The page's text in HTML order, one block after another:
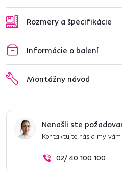
Rozmery a špecifikácie
Informácie o balení
Montážny návod
Nenašli ste
Kontaktujte nás a my
02/ 40 100 100